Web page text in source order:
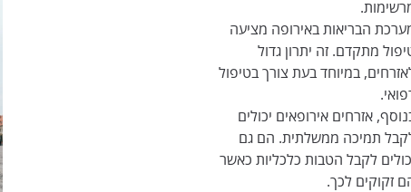
הבריאות באירופה מציעה
מתקדם. זה יתרון גדול
במיוחד בעת צורך בטיפול
אזרחים אירופאים יכולים
תמיכה ממשלתית. הם גם
לקבל הטבות כלכליות כאשר
זקוקים לכך.